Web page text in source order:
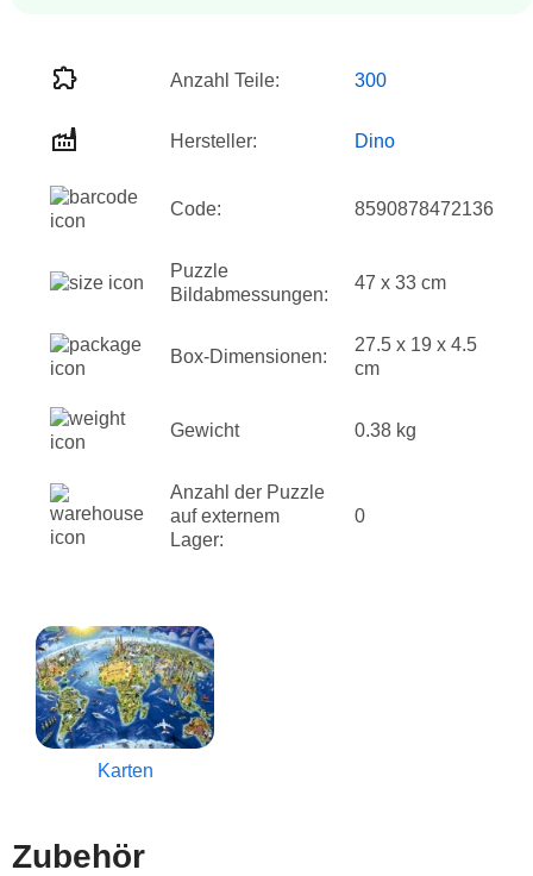
Anzahl Teile: 300
Hersteller: Dino
Code: 8590878472136
Puzzle
Bildabmessungen:
47 x 33 cm
Box-Dimensionen:
27.5 x 19 x 4.5
cm
Gewicht 0.38 kg
Anzahl der Puzzle
auf externem
Lager:
0
Karten
Zubehör